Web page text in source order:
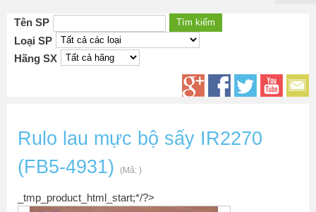
Tên SP
Loại SP
Hãng SX
Rulo lau mực bộ sấy IR2270
(FB5-4931)
(Mã: )
_tmp_product_html_start;*/?>